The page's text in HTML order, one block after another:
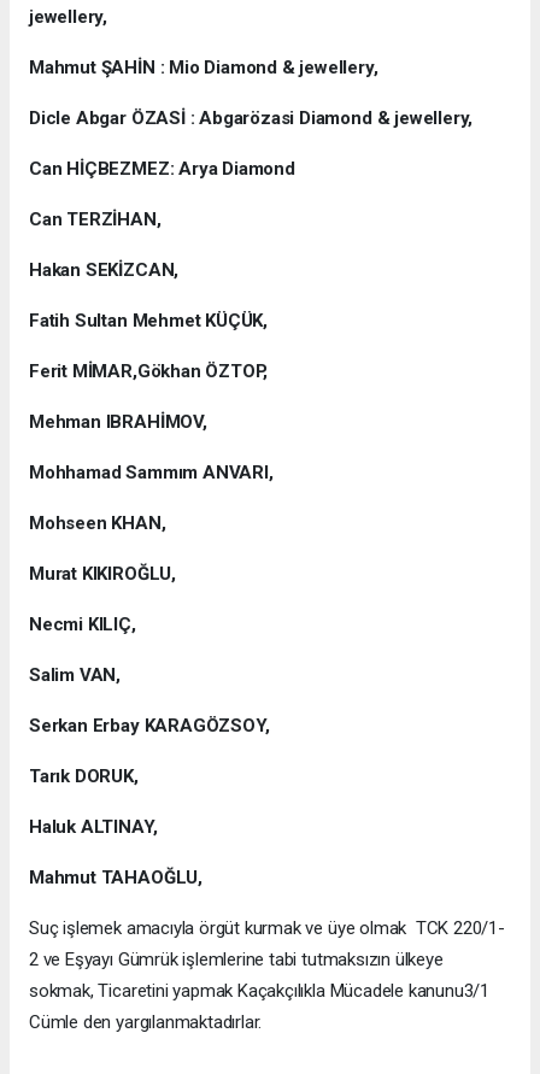
jewellery,
Mahmut ŞAHİN : Mio Diamond & jewellery,
Dicle Abgar ÖZASİ : Abgarözasi Diamond & jewellery,
Can HİÇBEZMEZ: Arya Diamond
Can TERZİHAN,
Hakan SEKİZCAN,
Fatih Sultan Mehmet KÜÇÜK,
Ferit MİMAR,Gökhan ÖZTOP,
Mehman IBRAHİMOV,
Mohhamad Sammım ANVARI,
Mohseen KHAN,
Murat KIKIROĞLU,
Necmi KILIÇ,
Salim VAN,
Serkan Erbay KARAGÖZSOY,
Tarık DORUK,
Haluk ALTINAY,
Mahmut TAHAOĞLU,
Suç işlemek amacıyla örgüt kurmak ve üye olmak TCK 220/1-
2 ve Eşyayı Gümrük işlemlerine tabi tutmaksızın ülkeye
sokmak, Ticaretini yapmak Kaçakçılıkla Mücadele kanunu3/1
Cümle den yargılanmaktadırlar.